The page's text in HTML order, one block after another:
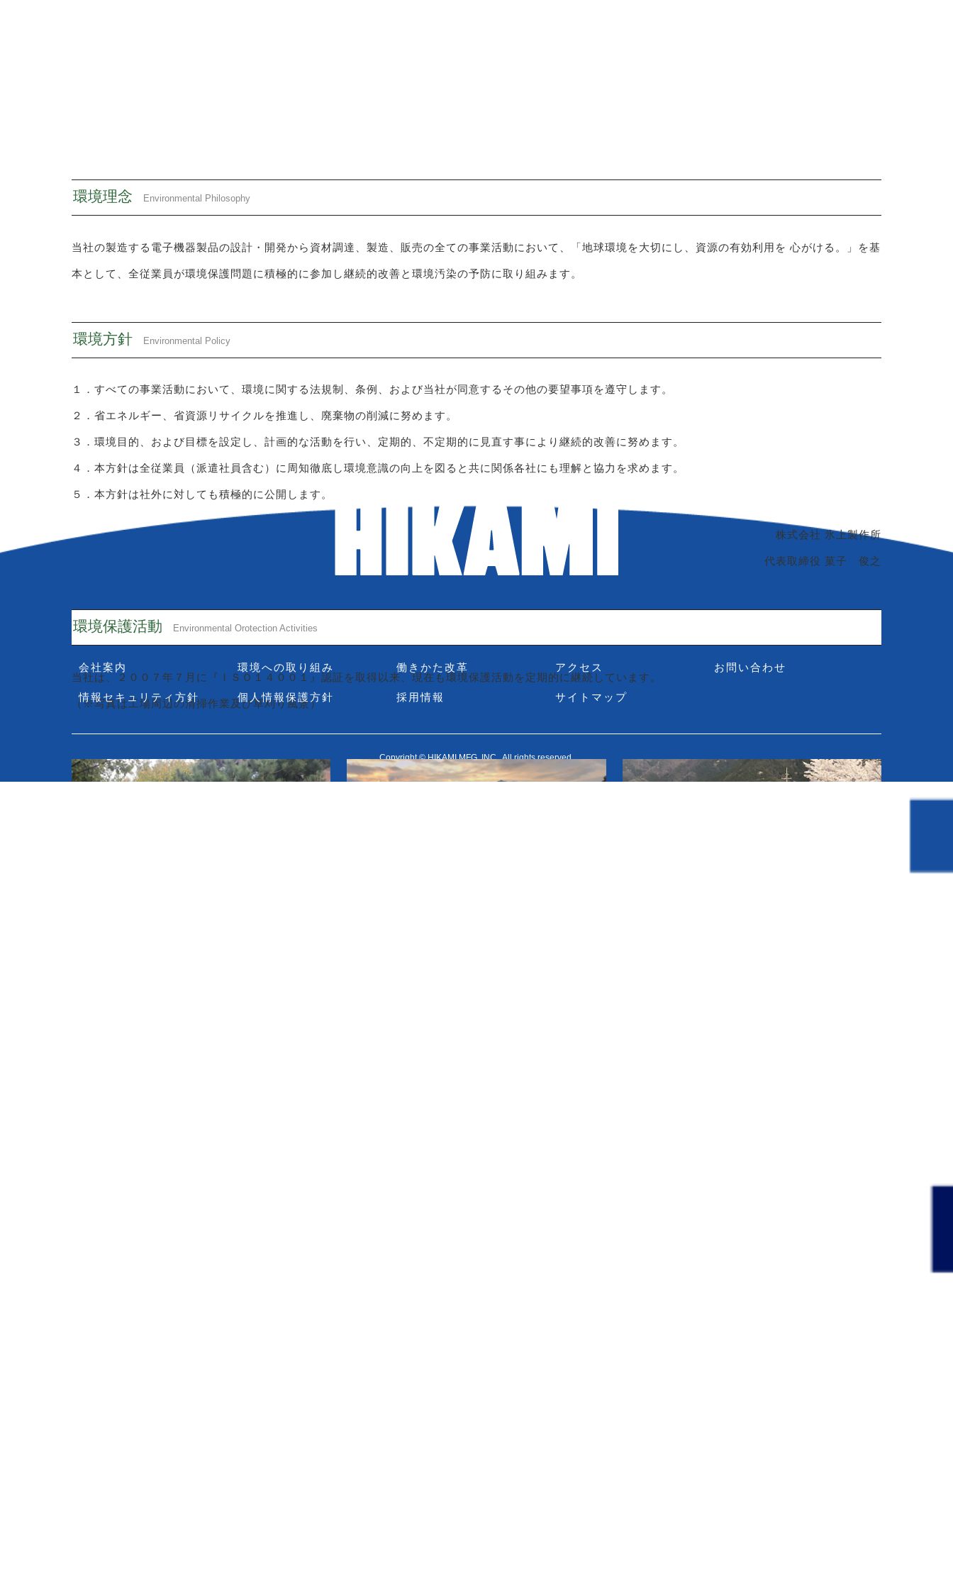
環境理念 Environmental Philosophy
当社の製造する電子機器製品の設計・開発から資材調達、製造、販売の全ての事業活動において、「地球環境を大切にし、資源の有効利用を 心がける。」を基
本として、全従業員が環境保護問題に積極的に参加し継続的改善と環境汚染の予防に取り組みます。
環境方針 Environmental Policy
１．すべての事業活動において、環境に関する法規制、条例、および当社が同意するその他の要望事項を遵守します。
２．省エネルギー、省資源リサイクルを推進し、廃棄物の削減に努めます。
３．環境目的、および目標を設定し、計画的な活動を行い、定期的、不定期的に見直す事により継続的改善に努めます。
４．本方針は全従業員（派遣社員含む）に周知徹底し環境意識の向上を図ると共に関係各社にも理解と協力を求めます。
５．本方針は社外に対しても積極的に公開します。
株式会社 氷上製作所
代表取締役 菓子 俊之
環境保護活動 Environmental Orotection Activities
当社は、２００７年７月に『ＩＳＯ１４００１』認証を取得以来、現在も環境保護活動を定期的に継続しています。
（※写真は工場周辺の清掃作業及び草刈り風景）
HOME
会社案内 環境への取り組み 働きかた改革 アクセス お問い合わせ
情報セキュリティ方針 個人情報保護方針 採用情報 サイトマップ
Copyright © HIKAMI MFG.,INC.. All rights reserved.